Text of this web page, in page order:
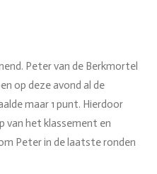
Peter van de Berkmortel
op deze avond al de
maar 1 punt. Hierdoor
van het klassement en
Peter in de laatste ronden